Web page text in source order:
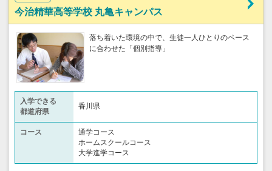
今治精華高等学校 丸亀キャンパス
落ち着いた環境の中で、生徒一人ひとりのペース
に合わせた「個別指導」
入学できる
都道府県
香川県
コース
通学コース
ホームスクールコース
大学進学コース